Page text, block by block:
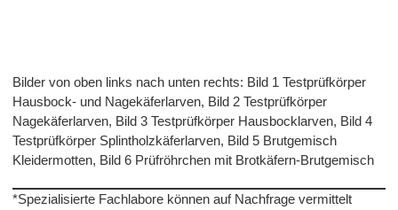
Bilder von oben links nach unten rechts: Bild 1 Testprüfkörper
Hausbock- und Nagekäferlarven, Bild 2 Testprüfkörper
Nagekäferlarven, Bild 3 Testprüfkörper Hausbocklarven, Bild 4
Testprüfkörper Splintholzkäferlarven, Bild 5 Brutgemisch
Kleidermotten, Bild 6 Prüfröhrchen mit Brotkäfern-Brutgemisch
*Spezialisierte Fachlabore können auf Nachfrage vermittelt